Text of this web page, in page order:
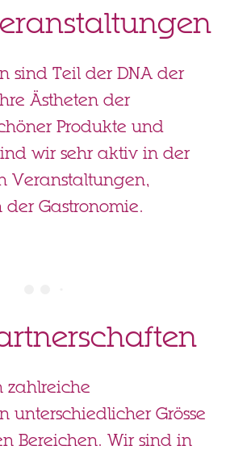
sind Teil der DNA der
Ästheten der
Produkte und
wir sehr aktiv in der
Veranstaltungen,
Gastronomie.
zahlreiche
unterschiedlicher Grösse
Bereichen. Wir sind in